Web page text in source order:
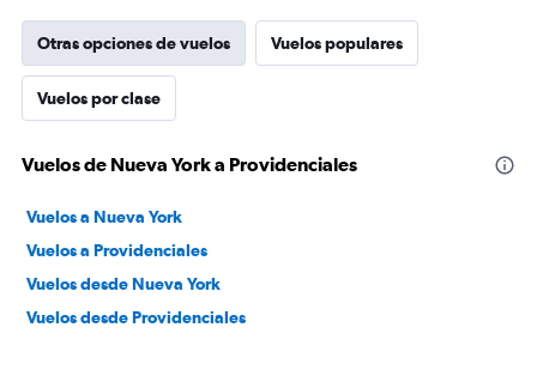
Otras opciones de vuelos Vuelos populares
Vuelos por clase
Vuelos de Nueva York a Providenciales
Vuelos a Nueva York
Vuelos a Providenciales
Vuelos desde Nueva York
Vuelos desde Providenciales